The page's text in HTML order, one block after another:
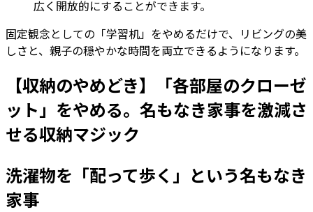
広く開放的にすることができます。
固定観念としての「学習机」をやめるだけで、リビングの美
しさと、親子の穏やかな時間を両立できるようになります。
【収納のやめどき】「各部屋のクローゼ
ット」をやめる。名もなき家事を激減さ
せる収納マジック
洗濯物を「配って歩く」という名もなき
家事